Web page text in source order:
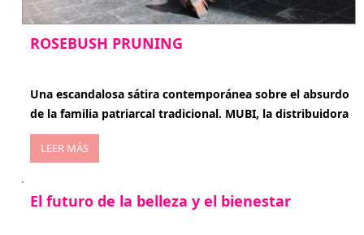
ROSEBUSH PRUNING
Una escandalosa sátira contemporánea sobre el absurdo
de la familia patriarcal tradicional. MUBI, la distribuidora
LEER MÁS
El futuro de la belleza y el bienestar